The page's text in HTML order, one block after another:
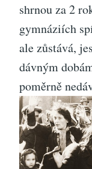
shrnou za 2
gymnáziích
ale zůstává,
dávným
poměrně